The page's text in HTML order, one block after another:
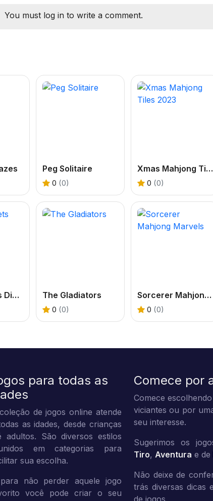
You must log in to write a comment.
Peg Solitaire
0 (0)
Xmas Mahjong Tiles 2023
0 (0)
Math Rockets Division The Gladiators
0 (0)
Sorcerer Mahjong Marvels
0 (0)
para todas as
de jogos online atende
as idades, desde crianças
adultos. São diversos estilos
em categorias para
sua escolha.
não perder aquele jogo
você pode criar o seu
Comece por
Comece
viciantes ou por
seu interesse.
Sugerimos os
Tiro, Aventura e de
Não deixe de
trás diversas dicas
de jogos.